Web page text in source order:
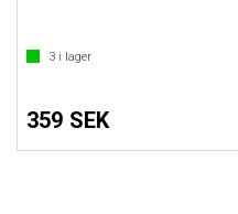
3 i lager
359 SEK